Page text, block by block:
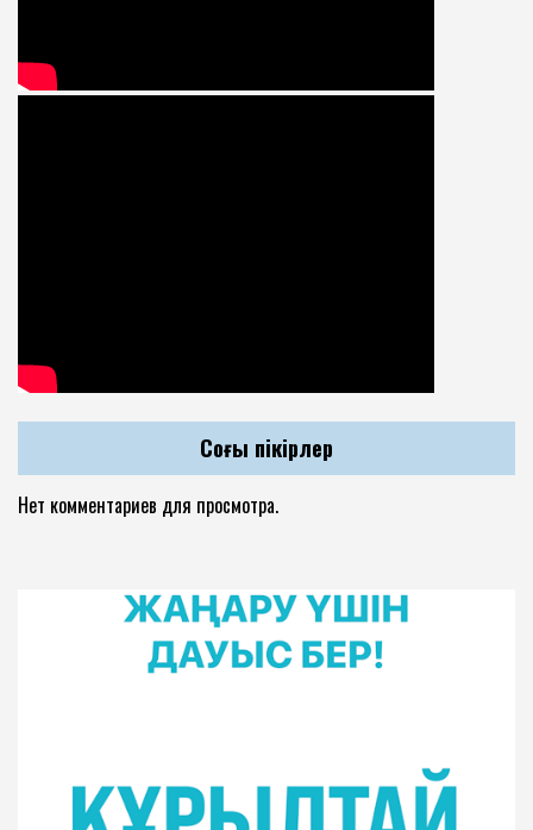
Соңғы пікірлер
Нет комментариев для просмотра.